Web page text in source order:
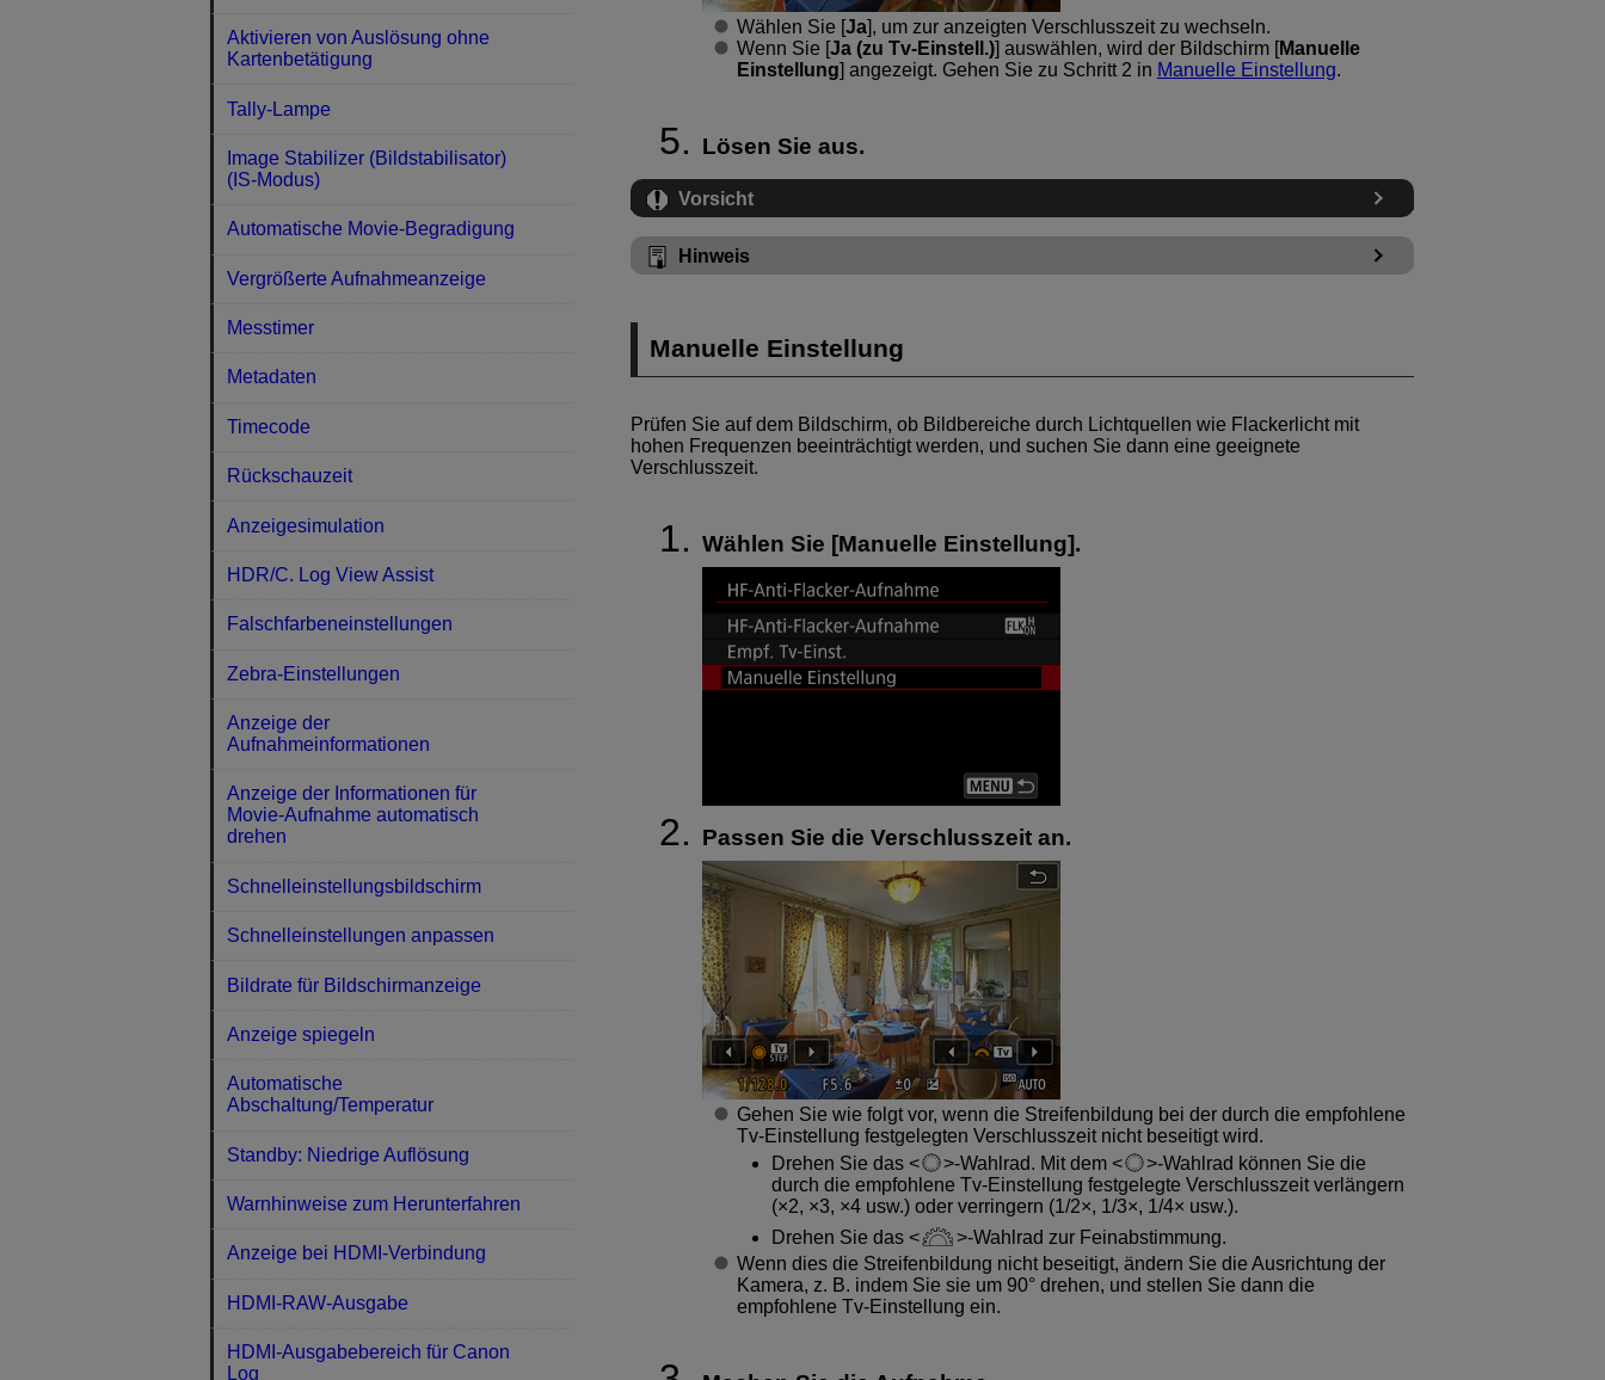
Wählen Sie [Ja], um zur anzeigten Verschlusszeit zu wechseln.
Wenn Sie [Ja (zu Tv-Einstell.)] auswählen, wird der Bildschirm [Manuelle
Einstellung] angezeigt. Gehen Sie zu Schritt 2 in Manuelle Einstellung.
Lösen Sie aus.
Vorsicht
Hinweis
Manuelle Einstellung
Prüfen Sie auf dem Bildschirm, ob Bildbereiche durch Lichtquellen wie Flackerlicht mit
hohen Frequenzen beeinträchtigt werden, und suchen Sie dann eine geeignete
Verschlusszeit.
Wählen Sie [Manuelle Einstellung].
Passen Sie die Verschlusszeit an.
Gehen Sie wie folgt vor, wenn die Streifenbildung bei der durch die empfohlene
Tv-Einstellung festgelegten Verschlusszeit nicht beseitigt wird.
Drehen Sie das
-Wahlrad. Mit dem
-Wahlrad können Sie die
durch die empfohlene Tv-Einstellung festgelegte Verschlusszeit verlängern
(×2, ×3, ×4 usw.) oder verringern (1/2×, 1/3×, 1/4× usw.).
Drehen Sie das
-Wahlrad zur Feinabstimmung.
Wenn dies die Streifenbildung nicht beseitigt, ändern Sie die Ausrichtung der
Kamera, z. B. indem Sie sie um 90° drehen, und stellen Sie dann die
empfohlene Tv-Einstellung ein.
Aktivieren von Auslösung ohne
Kartenbetätigung
Tally-Lampe
Image Stabilizer (Bildstabilisator)
(IS-Modus)
Automatische Movie-Begradigung
Vergrößerte Aufnahmeanzeige
Messtimer
Metadaten
Timecode
Rückschauzeit
Anzeigesimulation
HDR/C. Log View Assist
Falschfarbeneinstellungen
Zebra-Einstellungen
Anzeige der
Aufnahmeinformationen
Anzeige der Informationen für
Movie-Aufnahme automatisch
drehen
Schnelleinstellungsbildschirm
Schnelleinstellungen anpassen
Bildrate für Bildschirmanzeige
Anzeige spiegeln
Automatische
Abschaltung/Temperatur
Standby: Niedrige Auflösung
Warnhinweise zum Herunterfahren
Anzeige bei HDMI-Verbindung
HDMI-RAW-Ausgabe
HDMI-Ausgabebereich für Canon
Log